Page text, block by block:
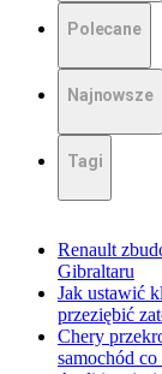
Polecane
Najnowsze
Tagi
Renault
Gibraltaru
Jak ustawić
przeziębić
Chery
samochód co